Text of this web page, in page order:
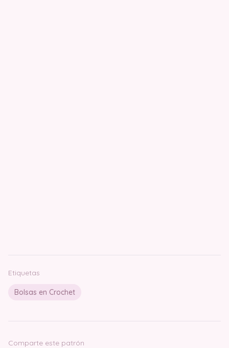
Etiquetas
Bolsas en Crochet
Comparte este patrón